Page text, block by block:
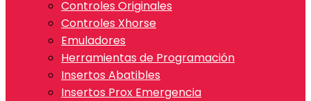
Controles Originales
Controles Xhorse
Emuladores
Herramientas de Programación
Insertos Abatibles
Insertos Prox Emergencia